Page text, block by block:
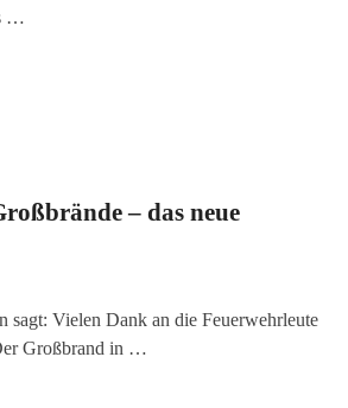
…
– das neue
sagt: Vielen Dank an die Feuerwehrleute
Großbrand in …